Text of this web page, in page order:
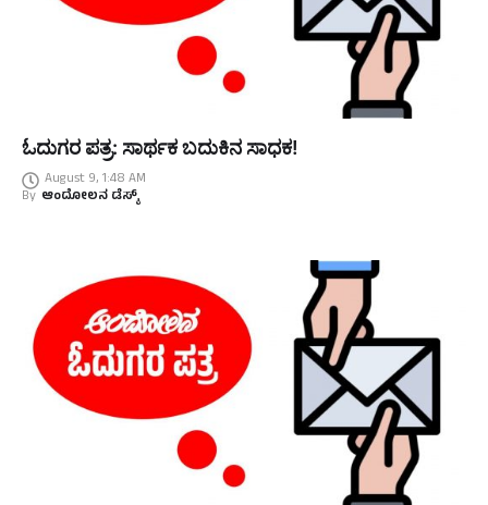
ಓದುಗರ ಪತ್ರ: ಸಾರ್ಥಕ ಬದುಕಿನ ಸಾಧಕ!
August 9, 1:48 AM
By ಆಂದೋಲನ ಡೆಸ್ಕ್